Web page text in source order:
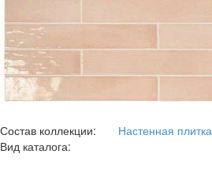
Состав коллекции:
Настенная плитка
Вид каталога: